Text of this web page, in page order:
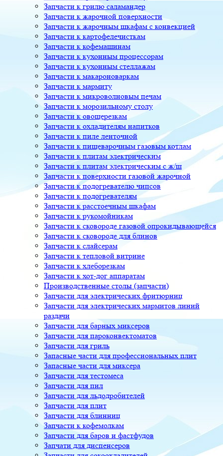
Запчасти к грилю саламандер
Запчасти к жарочной поверхности
Запчасти к жарочным шкафам с конвекцией
Запчасти к картофелечисткам
Запчасти к кофемашинам
Запчасти к кухонным процессорам
Запчасти к кухонным стеллажам
Запчасти к макароноваркам
Запчасти к мармиту
Запчасти к микроволновым печам
Запчасти к морозильному столу
Запчасти к овощерезкам
Запчасти к охладителям напитков
Запчасти к пиле ленточной
Запчасти к пищеварочным газовым котлам
Запчасти к плитам электрическим
Запчасти к плитам электрическим с ж/ш
Запчасти к поверхности газовой жарочной
Запчасти к подогревателю чипсов
Запчасти к подогревателям
Запчасти к расстоечным шкафам
Запчасти к рукомойникам
Запчасти к сковороде газовой опрокидывающейся
Запчасти к сковороде для блинов
Запчасти к слайсерам
Запчасти к тепловой витрине
Запчасти к хлеборезкам
Запчасти к хот-дог аппаратам
Производственные столы (запчасти)
Запчасти для электрических фритюрниц
Запчасти для электрических мармитов линий
раздачи
Запчасти для барных миксеров
Запчасти для пароконвектоматов
Запчасти для гриль
Запасные части для профессиональных плит
Запасные части для миксера
Запчасти для тестомеса
Запчасти для пил
Запчасти для льдодробителей
Запчасти для плит
Запчасти для блинниц
Запчасти к кофемолкам
Запчасти для баров и фастфудов
Запчати для диспенсеров